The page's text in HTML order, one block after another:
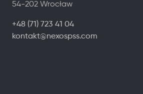
54-202 Wrocław
+48 (71) 723 41 04
kontakt@nexospss.com